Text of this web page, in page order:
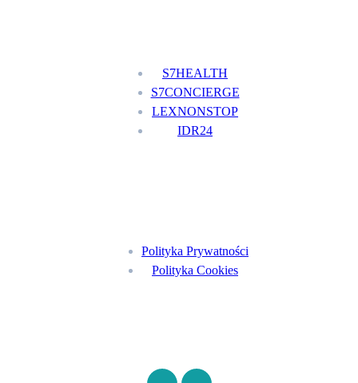
S7HEALTH
S7CONCIERGE
LEXNONSTOP
IDR24
Polityka Prywatności
Polityka Cookies